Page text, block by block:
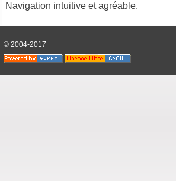
Navigation intuitive et agréable.
© 2004-2017